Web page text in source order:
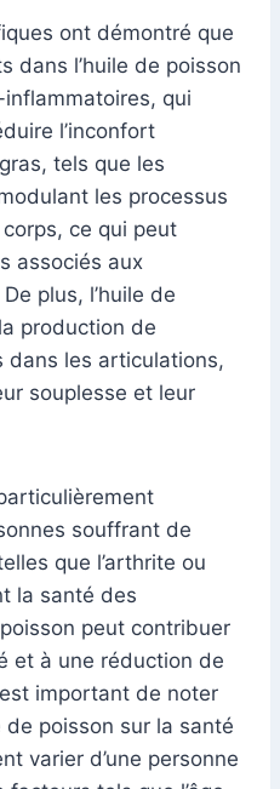
ont démontré que
dans l’huile de poisson
qui
l’inconfort
tels que les
les processus
ce qui peut
associés aux
plus, l’huile de
production de
dans les articulations,
souplesse et leur
souffrant de
que l’arthrite ou
la santé des
peut contribuer
et à une réduction de
important de noter
de poisson sur la santé
varier d’une personne